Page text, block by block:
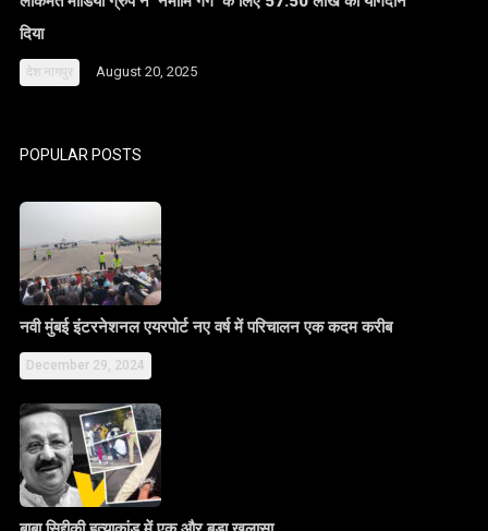
दिया
देश नागपुर August 20, 2025
POPULAR POSTS
नवी मुंबई इंटरनेशनल एयरपोर्ट नए वर्ष में परिचालन एक कदम करीब
December 29, 2024